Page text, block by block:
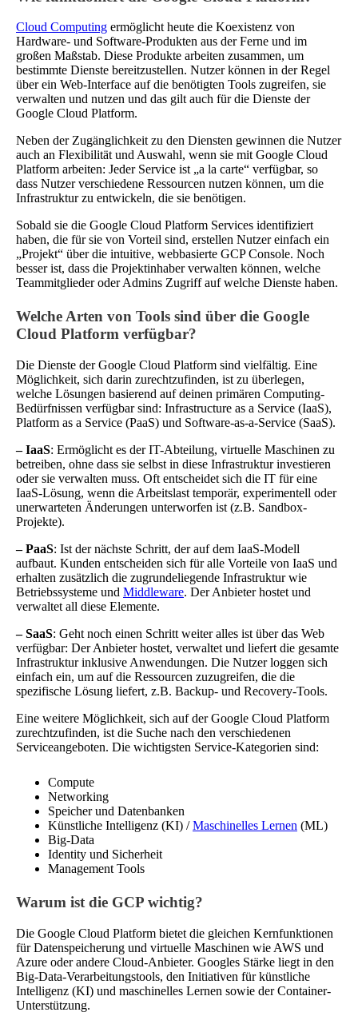
Cloud Computing ermöglicht heute die Koexistenz von
Hardware- und Software-Produkten aus der Ferne und im
großen Maßstab. Diese Produkte arbeiten zusammen, um
bestimmte Dienste bereitzustellen. Nutzer können in der Regel
über ein Web-Interface auf die benötigten Tools zugreifen, sie
verwalten und nutzen und das gilt auch für die Dienste der
Google Cloud Platform.
Neben der Zugänglichkeit zu den Diensten gewinnen die Nutzer
auch an Flexibilität und Auswahl, wenn sie mit Google Cloud
Platform arbeiten: Jeder Service ist „a la carte“ verfügbar, so
dass Nutzer verschiedene Ressourcen nutzen können, um die
Infrastruktur zu entwickeln, die sie benötigen.
Sobald sie die Google Cloud Platform Services identifiziert
haben, die für sie von Vorteil sind, erstellen Nutzer einfach ein
„Projekt“ über die intuitive, webbasierte GCP Console. Noch
besser ist, dass die Projektinhaber verwalten können, welche
Teammitglieder oder Admins Zugriff auf welche Dienste haben.
Welche Arten von Tools sind über die Google
Cloud Platform verfügbar?
Die Dienste der Google Cloud Platform sind vielfältig. Eine
Möglichkeit, sich darin zurechtzufinden, ist zu überlegen,
welche Lösungen basierend auf deinen primären Computing-
Bedürfnissen verfügbar sind: Infrastructure as a Service (IaaS),
Platform as a Service (PaaS) und Software-as-a-Service (SaaS).
– IaaS: Ermöglicht es der IT-Abteilung, virtuelle Maschinen zu
betreiben, ohne dass sie selbst in diese Infrastruktur investieren
oder sie verwalten muss. Oft entscheidet sich die IT für eine
IaaS-Lösung, wenn die Arbeitslast temporär, experimentell oder
unerwarteten Änderungen unterworfen ist (z.B. Sandbox-
Projekte).
– PaaS: Ist der nächste Schritt, der auf dem IaaS-Modell
aufbaut. Kunden entscheiden sich für alle Vorteile von IaaS und
erhalten zusätzlich die zugrundeliegende Infrastruktur wie
Betriebssysteme und Middleware. Der Anbieter hostet und
verwaltet all diese Elemente.
– SaaS: Geht noch einen Schritt weiter alles ist über das Web
verfügbar: Der Anbieter hostet, verwaltet und liefert die gesamte
Infrastruktur inklusive Anwendungen. Die Nutzer loggen sich
einfach ein, um auf die Ressourcen zuzugreifen, die die
spezifische Lösung liefert, z.B. Backup- und Recovery-Tools.
Eine weitere Möglichkeit, sich auf der Google Cloud Platform
zurechtzufinden, ist die Suche nach den verschiedenen
Serviceangeboten. Die wichtigsten Service-Kategorien sind:
Compute
Networking
Speicher und Datenbanken
Künstliche Intelligenz (KI) /Maschinelles Lernen (ML)
Big-Data
Identity und Sicherheit
Management Tools
Warum ist die GCP wichtig?
Die Google Cloud Platform bietet die gleichen Kernfunktionen
für Datenspeicherung und virtuelle Maschinen wie AWS und
Azure oder andere Cloud-Anbieter. Googles Stärke liegt in den
Big-Data-Verarbeitungstools, den Initiativen für künstliche
Intelligenz (KI) und maschinelles Lernen sowie der Container-
Unterstützung.